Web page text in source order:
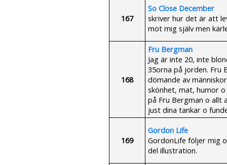
167
So Close December
skriver hur det är att
mot mig själv men
168
Fru Bergman
Jag är inte 20, inte
35orna på jorden. Fru
dömande av
skönhet, mat, humor
på Fru Bergman o allt
just dina tankar o
169
Gordon Life
GordonLife följer mig
del illustration.